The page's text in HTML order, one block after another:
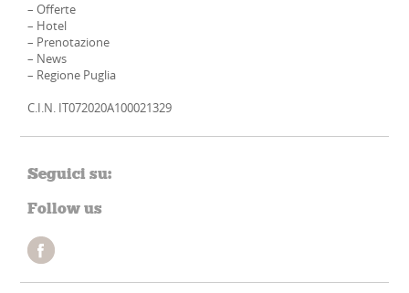
–Offerte
– Hotel
– Prenotazione
– News
– Regione Puglia
C.I.N. IT072020A100021329
Seguici su:
Follow us